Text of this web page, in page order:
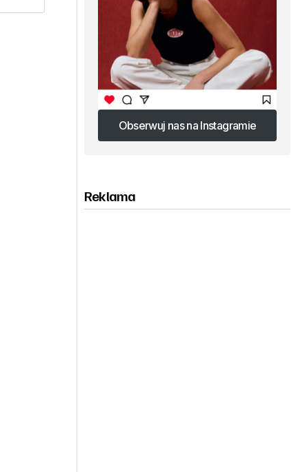
Obserwuj nas na Instagramie
Obserwuj nas na Instagramie
Reklama